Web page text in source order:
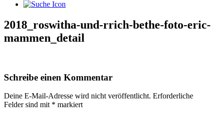
2018_roswitha-und-rrich-bethe-foto-eric-
mammen_detail
Schreibe einen Kommentar
Deine E-Mail-Adresse wird nicht veröffentlicht. Erforderliche
Felder sind mit * markiert